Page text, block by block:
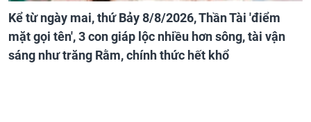
Kể từ ngày mai, thứ Bảy 8/8/2026, Thần Tài 'điểm
mặt gọi tên', 3 con giáp lộc nhiều hơn sông, tài vận
sáng như trăng Rằm, chính thức hết khổ